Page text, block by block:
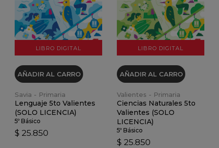
LIBRO DIGITAL
AÑADIR AL CARRO
Savia - Primaria
Lenguaje 5to Valientes
(SOLO LICENCIA)
5º Básico
$ 25.850
LIBRO DIGITAL
AÑADIR AL CARRO
Valientes - Primaria
Ciencias Naturales 5to
Valientes (SOLO
LICENCIA)
5º Básico
$ 25.850